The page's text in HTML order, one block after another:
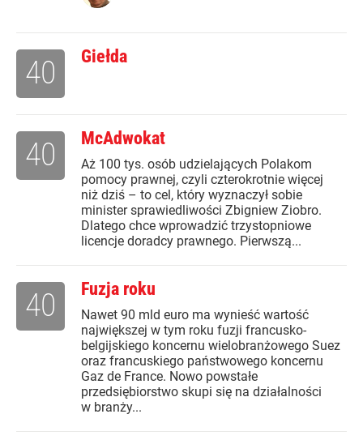
Giełda
40
McAdwokat
Aż 100 tys. osób udzielających Polakom
pomocy prawnej, czyli czterokrotnie więcej
niż dziś – to cel, który wyznaczył sobie
minister sprawiedliwości Zbigniew Ziobro.
Dlatego chce wprowadzić trzystopniowe
licencje doradcy prawnego. Pierwszą...
40
Fuzja roku
Nawet 90 mld euro ma wynieść wartość
największej w tym roku fuzji francusko-
belgijskiego koncernu wielobranżowego Suez
oraz francuskiego państwowego koncernu
Gaz de France. Nowo powstałe
przedsiębiorstwo skupi się na działalności
w branży...
40